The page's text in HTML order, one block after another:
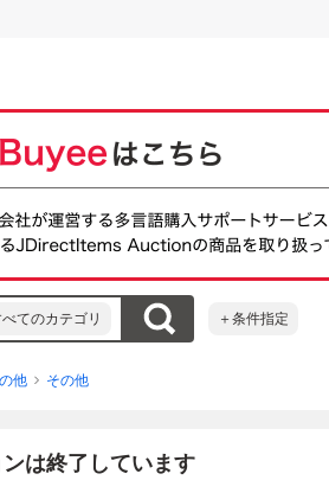
てのカテゴリ ＋条件指定
他 その他
は終了しています